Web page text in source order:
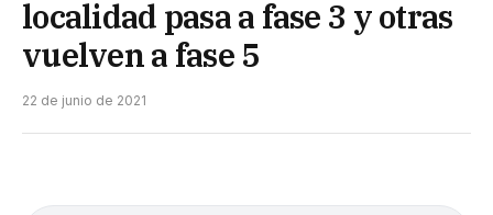
localidad pasa a fase 3 y otras
vuelven a fase 5
22 de junio de 2021